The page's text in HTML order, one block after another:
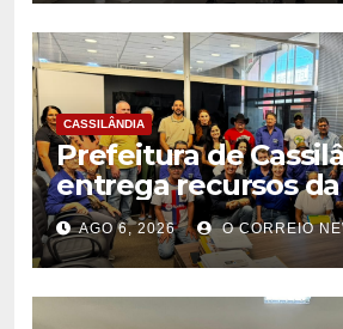
CASSILÂNDIA
Prefeitura de
entrega recursos
Nacional Aldir Blanc
agentes culturais
AGO 6, 2026 O CORREIO